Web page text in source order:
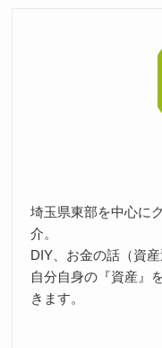
埼玉県東部を中心に
介。
DIY、お金の話（資
自分自身の『資産』
きます。